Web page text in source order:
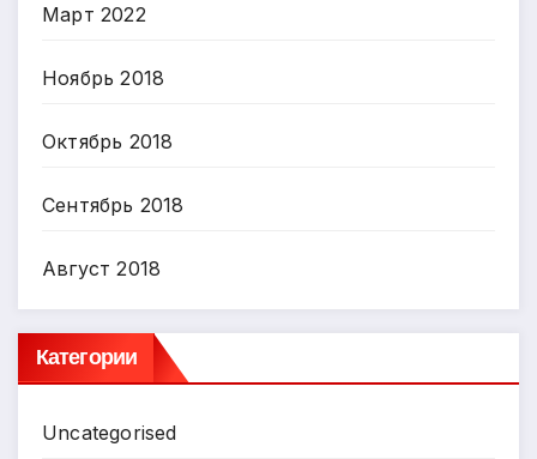
Март 2022
Ноябрь 2018
Октябрь 2018
Сентябрь 2018
Август 2018
Категории
Uncategorised